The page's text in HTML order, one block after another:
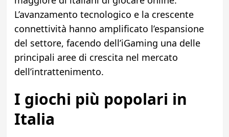
L’avanzamento tecnologico e la crescente
connettività hanno amplificato l’espansione
del settore, facendo dell’iGaming una delle
principali aree di crescita nel mercato
dell’intrattenimento.
I giochi più popolari in
Italia